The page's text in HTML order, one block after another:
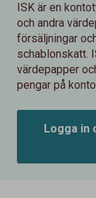
ISK är en
och andra
försäljningar
schablonskatt.
värdepapper
pengar på
Logga in